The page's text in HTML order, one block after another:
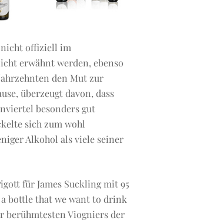
nicht offiziell im
erwähnt werden, ebenso
den Mut zur
überzeugt davon, dass
besonders gut
sich zum wohl
Alkohol als viele seiner
für James Suckling mit 95
bottle that we want to drink
berühmtesten Viogniers der